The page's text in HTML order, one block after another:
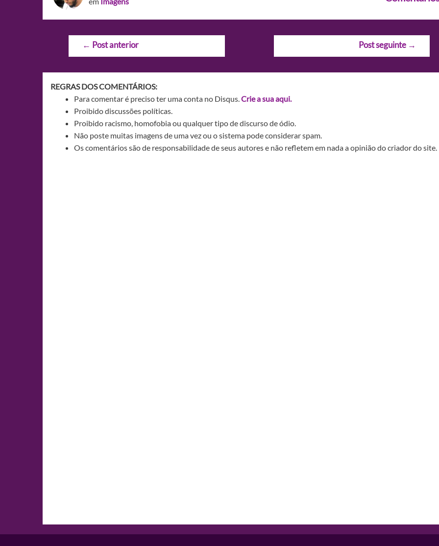
Navegação
← Post anterior Post seguinte →
REGRAS DOS COMENTÁRIOS:
Para comentar é preciso ter uma conta no Disqus.Crie a sua aqui.
Proibido discussões políticas.
Proibido racismo, homofobia ou qualquer tipo de discurso de ódio.
Não poste muitas imagens de uma vez ou o sistema pode considerar spam.
Os comentários são de responsabilidade de seus autores e não refletem em nada a opinião do criador do site.